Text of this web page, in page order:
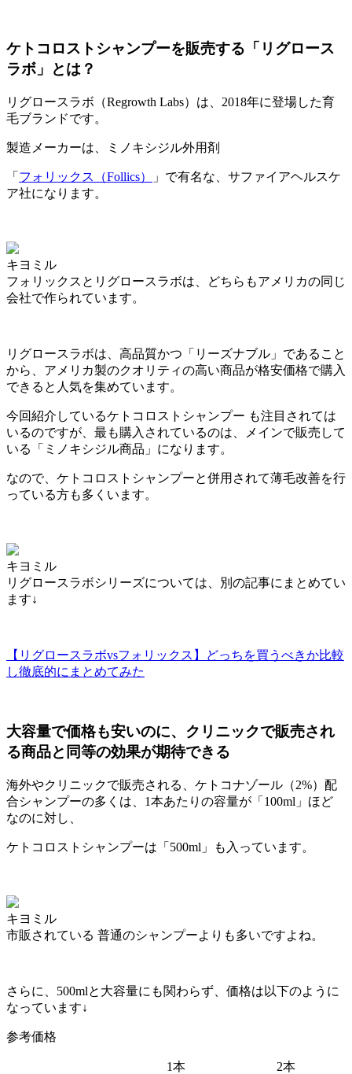
ケトコロストシャンプーを販売する「リグロース
ラボ」とは？
リグロースラボ（Regrowth Labs）は、2018年に登場した育
毛ブランドです。
製造メーカーは、ミノキシジル外用剤
「 フォリックス（Follics）
」で有名な、サファイアヘルスケ
ア社になります。
キヨミル
フォリックスとリグロースラボは、どちらもアメリカの同じ
会社で作られています。
リグロースラボは、高品質かつ「リーズナブル」であること
から、 アメリカ製のクオリティの高い商品が格安価格で購入
できる と人気を集めています。
今回紹介しているケトコロストシャンプー も注目されては
いるのですが、最も購入されているのは、メインで販売して
いる「ミノキシジル商品」になります。
なので、ケトコロストシャンプーと併用されて薄毛改善を行
っている方も多くいます。
キヨミル
リグロースラボシリーズについては、別の記事にまとめてい
ます↓
【リグロースラボvsフォリックス】どっちを買うべきか比較
し徹底的にまとめてみた
大容量で価格も安いのに、クリニックで販売され
る商品と同等の効果が期待できる
海外やクリニックで販売される、ケトコナゾール（2%）配
合シャンプーの多くは、1本あたりの容量が「100ml」ほど
なのに対し、
ケトコロストシャンプーは「 500ml 」も入っています。
キヨミル
市販されている 普通のシャンプーよりも多いですよね。
さらに、500mlと大容量にも関わらず、価格は以下のように
なっています↓
参考価格
1本
2本